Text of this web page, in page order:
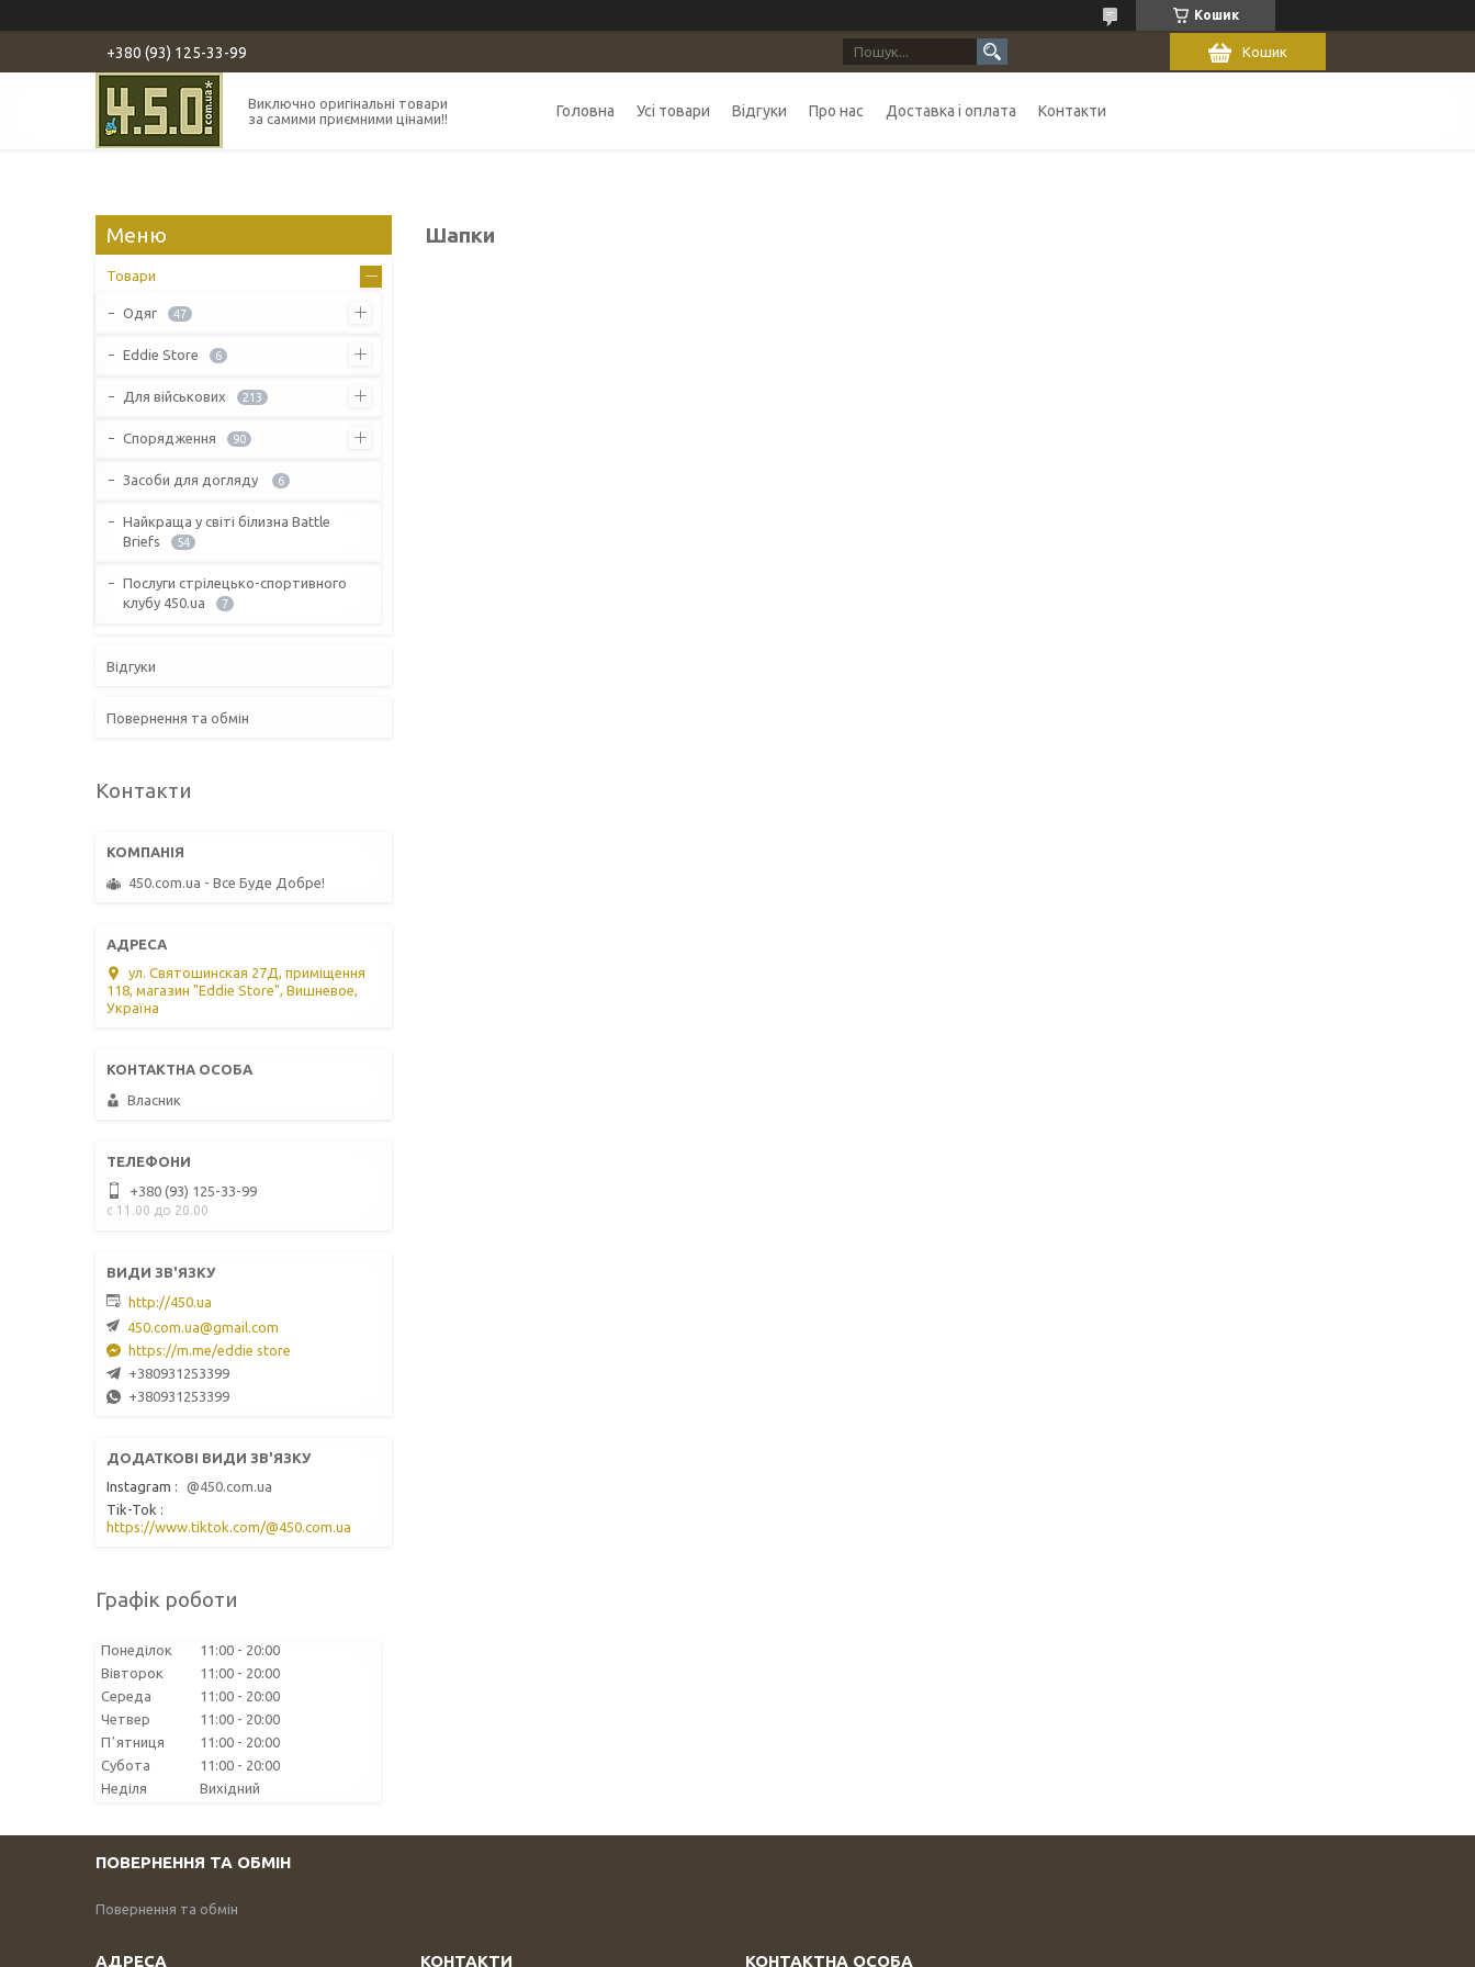
Кошик
+380 (93) 125-33-99 Кошик
Виключно оригінальні товари
за самими приємними цінами!!
Головна Усі товари Відгуки Про нас Доставка і оплата Контакти
Шапки
Товари
Одяг 47
Eddie Store 6
Для військових 213
Спорядження 90
Засоби для догляду 6
Найкраща у світі білизна Battle
Briefs
54
Послуги стрілецько-спортивного
клубу 450.ua
7
Відгуки
Повернення та обмін
Контакти
450.com.ua - Все Буде Добре!
ул. Святошинская 27Д, приміщення
118, магазин "Eddie Store", Вишневое,
Україна
Власник
+380 (93) 125-33-99
с 11.00 до 20.00
http://450.ua
450.com.ua@gmail.com
https://m.me/eddie store
+380931253399
+380931253399
Instagram
@450.com.ua
Tik-Tok
https://www.tiktok.com/@450.com.ua
Графік роботи
Понеділок 11:00
20:00
Вівторок
11:00
20:00
Середа
11:00
20:00
Четвер
11:00
20:00
Пʼятниця
11:00
20:00
Субота
11:00
20:00
Неділя
Вихідний
ПОВЕРНЕННЯ ТА ОБМІН
Повернення та обмін